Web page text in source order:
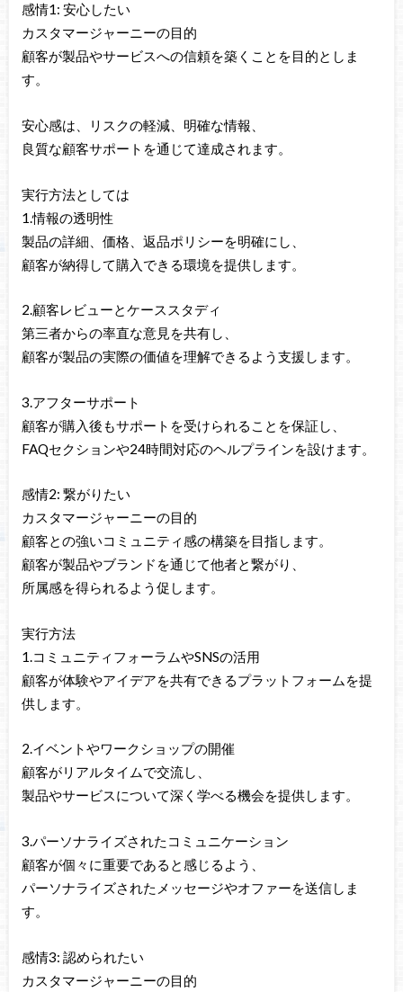
感情1: 安心したい
カスタマージャーニーの目的
顧客が製品やサービスへの信頼を築くことを目的としま
す。
安心感は、リスクの軽減、明確な情報、
良質な顧客サポートを通じて達成されます。
実行方法としては
1.情報の透明性
製品の詳細、価格、返品ポリシーを明確にし、
顧客が納得して購入できる環境を提供します。
2.顧客レビューとケーススタディ
第三者からの率直な意見を共有し、
顧客が製品の実際の価値を理解できるよう支援します。
3.アフターサポート
顧客が購入後もサポートを受けられることを保証し、
FAQセクションや24時間対応のヘルプラインを設けます。
感情2: 繋がりたい
カスタマージャーニーの目的
顧客との強いコミュニティ感の構築を目指します。
顧客が製品やブランドを通じて他者と繋がり、
所属感を得られるよう促します。
実行方法
1.コミュニティフォーラムやSNSの活用
顧客が体験やアイデアを共有できるプラットフォームを提
供します。
2.イベントやワークショップの開催
顧客がリアルタイムで交流し、
製品やサービスについて深く学べる機会を提供します。
3.パーソナライズされたコミュニケーション
顧客が個々に重要であると感じるよう、
パーソナライズされたメッセージやオファーを送信しま
す。
感情3: 認められたい
カスタマージャーニーの目的